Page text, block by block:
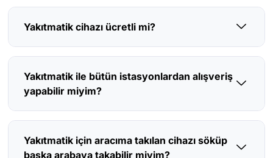
Yakıtmatik cihazı ücretli mi?
Yakıtmatik ile bütün istasyonlardan alışveriş
yapabilir miyim?
Yakıtmatik için aracıma takılan cihazı söküp
başka arabaya takabilir miyim?